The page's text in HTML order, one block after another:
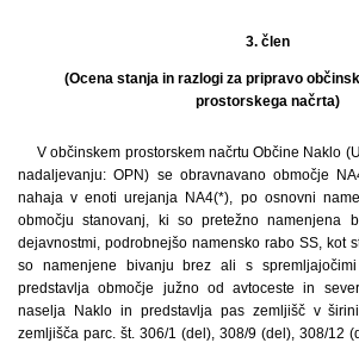
3. člen
(Ocena stanja in razlogi za pripravo
prostorskega načrta)
V občinskem prostorskem načrtu Občine Naklo
nadaljevanju: OPN) se obravnavano območje
nahaja v enoti urejanja NA4(*), po osnovni
območju stanovanj, ki so pretežno namenjena
dejavnostmi, podrobnejšo namensko rabo SS, kot
so namenjene bivanju brez ali s
predstavlja območje južno od avtoceste in
naselja Naklo in predstavlja pas zemljišč v
zemljišča parc. št. 306/1 (del), 308/9 (del), 308/12